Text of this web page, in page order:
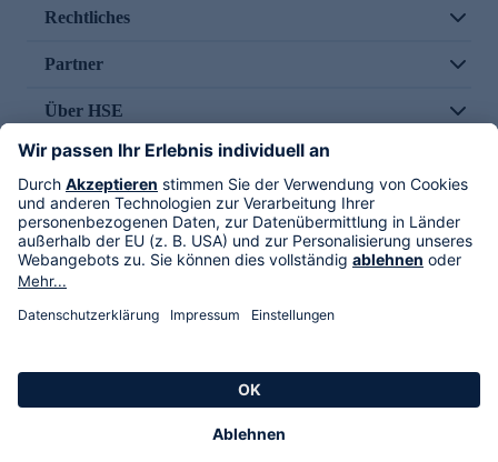
Rechtliches
Partner
Über HSE
Im TV
HSE International